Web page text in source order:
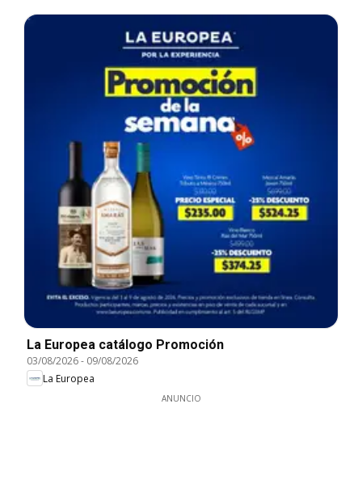
La Europea catálogo Promoción
03/08/2026- 09/08/2026
La Europea
ANUNCIO